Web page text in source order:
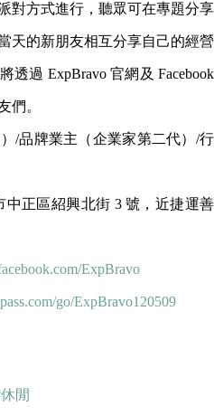
對方式進行，聽眾可在專題分享
天的新朋友相互分享自己的經營
透過 ExpBravo 官網及 Facebook
們。
/品牌業主（企業家第二代）/行
正區紹興北街 3 號，近捷運善
ExpBravo
go/ExpBravo120509
閒